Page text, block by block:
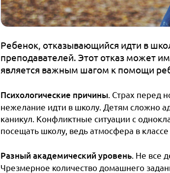
Ребенок, отказывающийся идти в
преподавателей. Этот отказ может
является важным шагом к помощи
Психологические причины. Страх перед
нежелание идти в школу. Детям сложно
каникул. Конфликтные ситуации с
посещать школу, ведь атмосфера в
Разный академический уровень. Не все
Чрезмерное количество домашнего